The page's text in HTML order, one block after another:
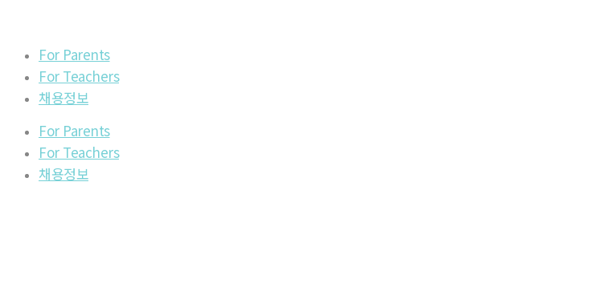
For Parents
For Teachers
채용정보
For Parents
For Teachers
채용정보